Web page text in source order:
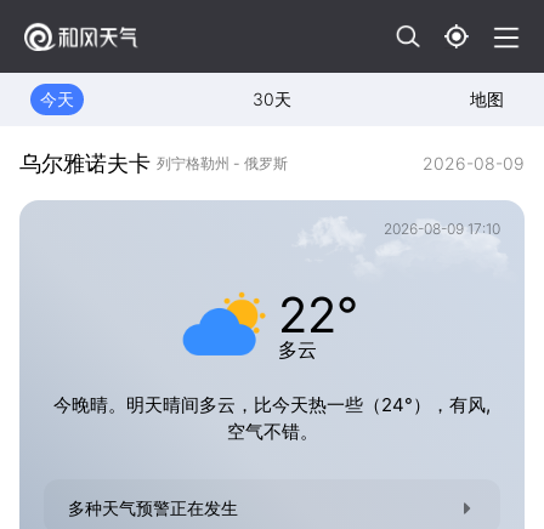
今天 30天 地图
乌尔雅诺夫卡 列宁格勒州 - 俄罗斯 2026-08-09
2026-08-09 17:10
22°
多云
今晚晴。明天晴间多云，比今天热一些（24°），有风,
空气不错。
多种天气预警正在发生